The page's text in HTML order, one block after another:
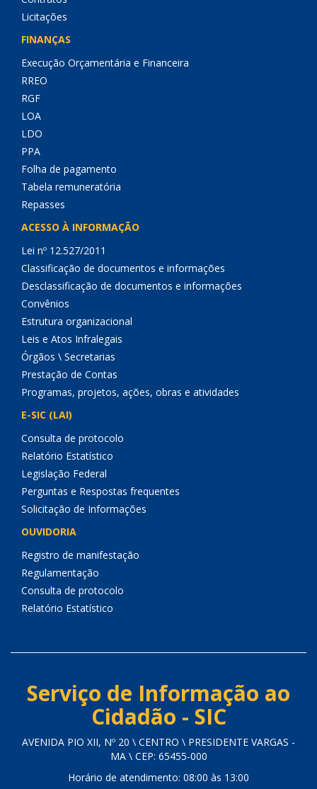
Licitações
FINANÇAS
Execução Orçamentária e Financeira
RREO
RGF
LOA
LDO
PPA
Folha de pagamento
Tabela remuneratória
Repasses
ACESSO À INFORMAÇÃO
Lei nº 12.527/2011
Classificação de documentos e informações
Desclassificação de documentos e informações
Convênios
Estrutura organizacional
Leis e Atos Infralegais
Órgãos \ Secretarias
Prestação de Contas
Programas, projetos, ações, obras e atividades
E-SIC (LAI)
Consulta de protocolo
Relatório Estatístico
Legislação Federal
Perguntas e Respostas frequentes
Solicitação de Informações
OUVIDORIA
Registro de manifestação
Regulamentação
Consulta de protocolo
Relatório Estatístico
Serviço de Informação ao
Cidadão - SIC
AVENIDA PIO XII, Nº 20 \ CENTRO \ PRESIDENTE VARGAS -
MA \ CEP: 65455-000
Horário de atendimento: 08:00 às 13:00